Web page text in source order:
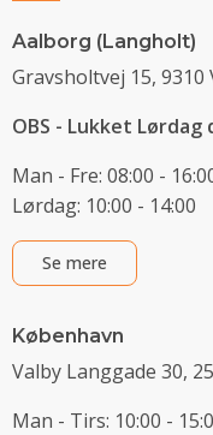
Aalborg (Langholt)
Gravsholtvej 15, 9310
OBS - Lukket Lørdag
Man - Fre: 08:00 -
Lørdag: 10:00 - 14:00
Se mere
København
Valby Langgade 30,
Man - Tirs: 10:00 -